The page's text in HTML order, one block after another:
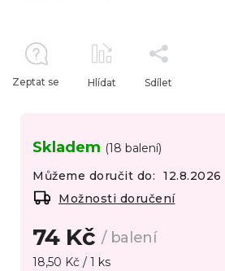
74 Kč/ balení
18,50 Kč / 1 ks
Skladem (18 balení)
Můžeme doručit do:
12.8.2026
Možnosti doručení
Zeptat se Hlídat Sdílet